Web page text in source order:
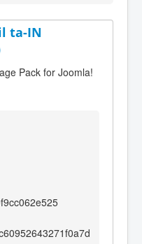
ta-IN
Pack for Joomla!